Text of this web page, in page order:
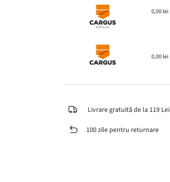
0,00 lei
0,00 lei
Livrare gratuită de la 119 Lei
100 zile pentru returnare